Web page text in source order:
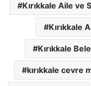
Kırıkkale Aile
Kırıkkale
Kırıkkale
kırıkkale cevre